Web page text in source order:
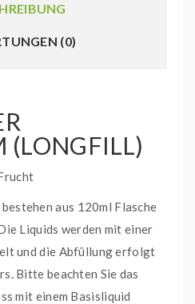
(0)
(LONGFILL)
aus 120ml Flasche
Liquids werden mit einer
und die Abfüllung erfolgt
Bitte beachten Sie das
mit einem Basisliquid